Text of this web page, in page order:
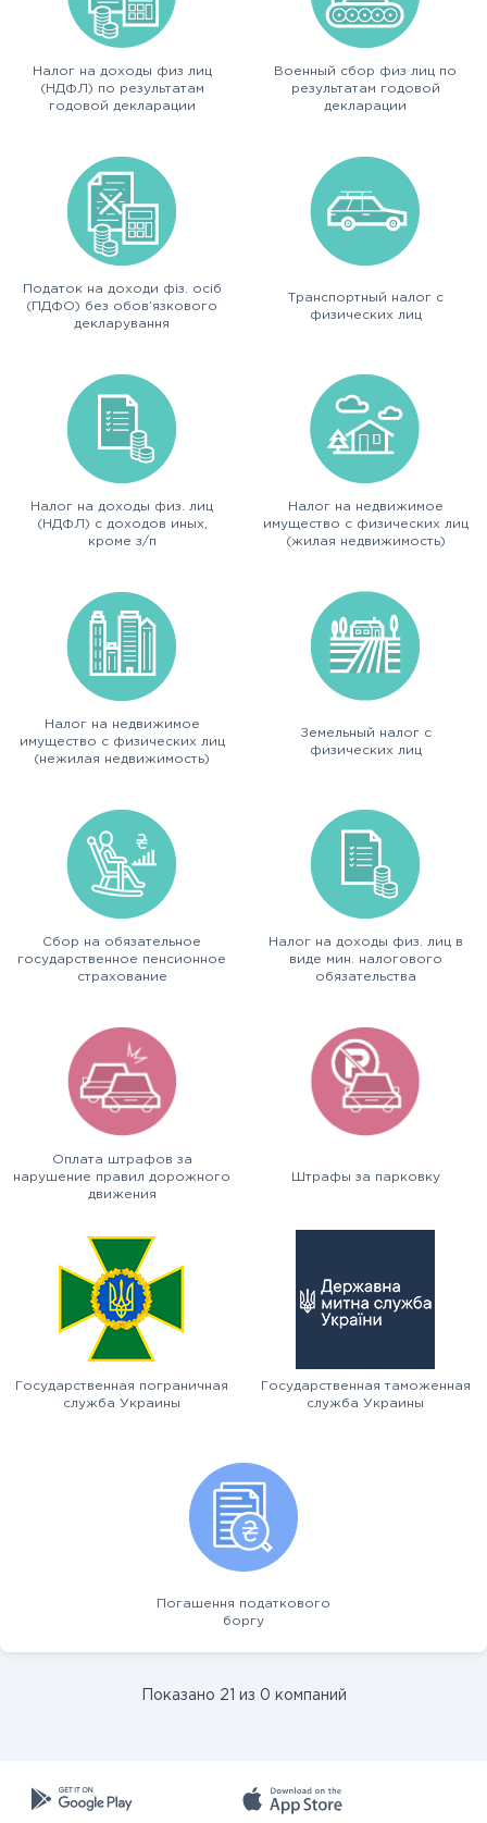
Налог на доходы физ лиц
(НДФЛ) по результатам
годовой декларации
Военный сбор физ лиц по
результатам годовой
декларации
Податок на доходи фіз. осіб
(ПДФО) без обов’язкового
декларування
Транспортный налог с
физических лиц
Налог на доходы физ. лиц
(НДФЛ) с доходов иных,
кроме з/п
Налог на недвижимое
имущество с физических лиц
(жилая недвижимость)
Налог на недвижимое
имущество с физических лиц
(нежилая недвижимость)
Земельный налог с
физических лиц
Сбор на обязательное
государственное пенсионное
страхование
Налог на доходы физ. лиц в
виде мин. налогового
обязательства
Оплата штрафов за
нарушение правил дорожного
движения
Штрафы за парковку
Государственная пограничная
служба Украины
Государственная таможенная
служба Украины
Погашення податкового
боргу
Показано 21 из 0 компаний